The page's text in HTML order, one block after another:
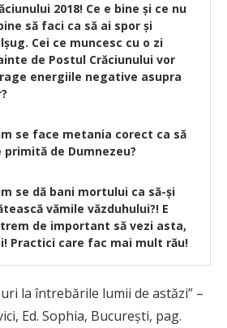
2018! Ce e bine şi ce nu
să faci ca să ai spor şi
Cei ce muncesc cu o zi
de Postul Crăciunului vor
energiile negative asupra
se face metania corect ca să
primită de Dumnezeu?
se dă bani mortului ca să-şi
vămile văzduhului?! E
de important să vezi asta,
Practici care fac mai mult rău!
la întrebările lumii de astăzi” –
Ed. Sophia, București, pag.